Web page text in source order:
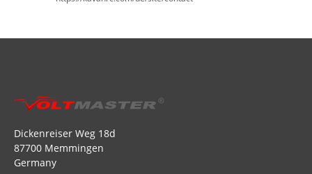
Dickenreiser Weg 18d
87700 Memmingen
Germany